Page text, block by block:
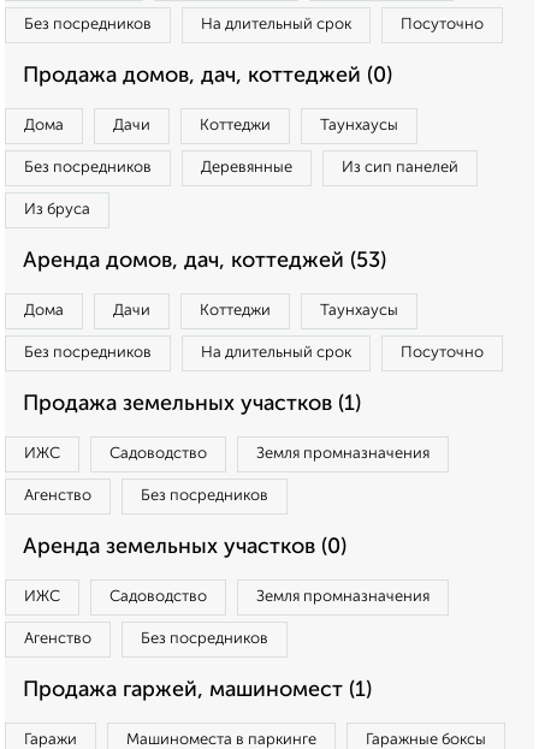
Без посредников На длительный срок Посуточно
Продажа домов, дач, коттеджей (0)
Дома Дачи Коттеджи Таунхаусы
Без посредников Деревянные Из сип панелей
Из бруса
Аренда домов, дач, коттеджей (53)
Дома Дачи Коттеджи Таунхаусы
Без посредников На длительный срок Посуточно
Продажа земельных участков (1)
ИЖС Садоводство Земля промназначения
Агенство Без посредников
Аренда земельных участков (0)
ИЖС Садоводство Земля промназначения
Агенство Без посредников
Продажа гаржей, машиномест (1)
Гаражи Машиноместа в паркинге Гаражные боксы